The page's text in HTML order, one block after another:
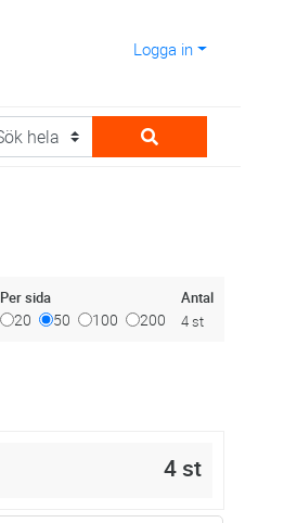
Logga in
Per sida
20 50 100 200
Antal
4 st
4 st